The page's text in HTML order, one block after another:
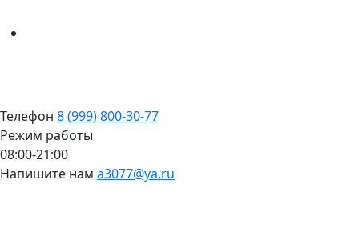
Телефон 8 (999) 800-30-77
Режим работы
08:00-21:00
Напишите нам a3077@ya.ru